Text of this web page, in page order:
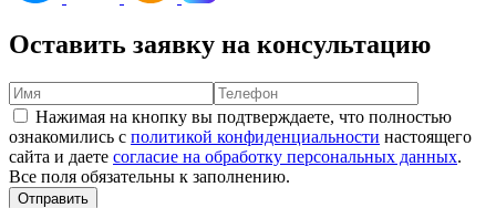
Оставить заявку на консультацию
Нажимая на кнопку вы подтверждаете, что полностью
ознакомились с политикой конфиденциальности настоящего
сайта и даете согласие на обработку персональных данных.
Все поля обязательны к заполнению.
Отправить